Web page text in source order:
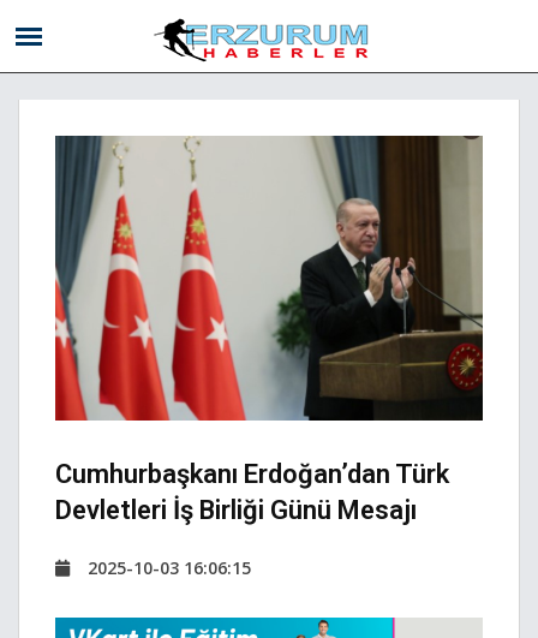
Cumhurbaşkanı Erdoğan’dan Türk
Devletleri İş Birliği Günü Mesajı
2025-10-03 16:06:15